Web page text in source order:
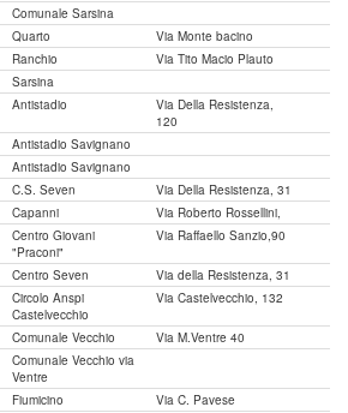
Comunale Sarsina
Quarto
Via Monte bacino
Ranchio
Via Tito Macio Plauto
Sarsina
Antistadio
Via Della Resistenza,
120
Antistadio Savignano
Antistadio Savignano
C.S. Seven
Via Della Resistenza, 31
Capanni
Via Roberto Rossellini,
Centro Giovani
"Praconi"
Via Raffaello Sanzio,90
Centro Seven
Via della Resistenza, 31
Circolo Anspi
Castelvecchio
Via Castelvecchio, 132
Comunale Vecchio
Via M.Ventre 40
Comunale Vecchio via
Ventre
Fiumicino
Via C. Pavese